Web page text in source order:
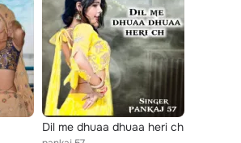
Dil me dhuaa dhuaa heri ch